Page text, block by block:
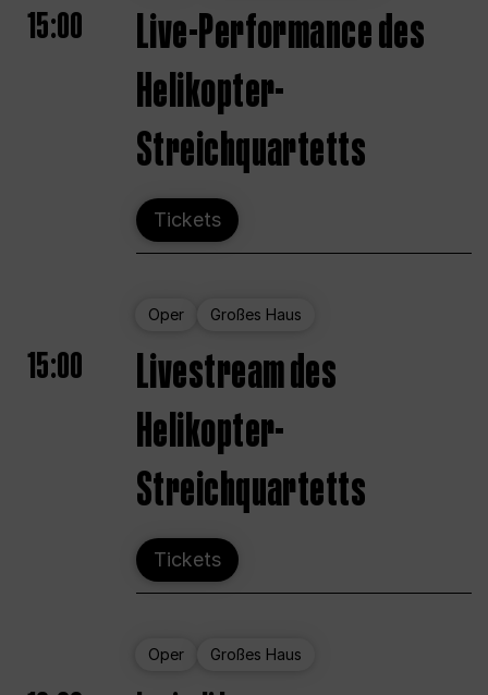
15:00
Live-Performance des
Helikopter-
Streichquartetts
Tickets
Oper Großes Haus
15:00
Livestream des
Helikopter-
Streichquartetts
Tickets
Oper Großes Haus